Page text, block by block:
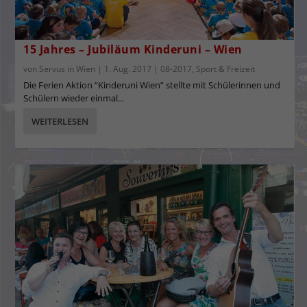
15 Jahres – Jubiläum Kinderuni – Wien
von Servus in Wien | 1. Aug. 2017 | 08-2017, Sport & Freizeit
Die Ferien Aktion “Kinderuni Wien” stellte mit Schülerinnen und
Schülern wieder einmal...
WEITERLESEN